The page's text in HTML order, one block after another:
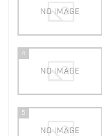
4
5